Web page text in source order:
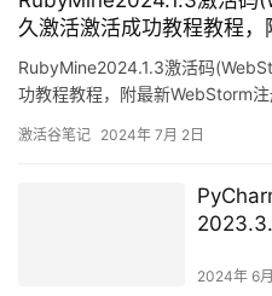
久激活激活成功教程教程
（亲测好用）)
RubyMine2024.1.3激活码
功教程教程，附最新WebStorm
激活谷笔记 2024年 7月 2日
2024年 6